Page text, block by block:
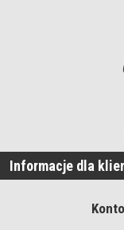
Informacje dla